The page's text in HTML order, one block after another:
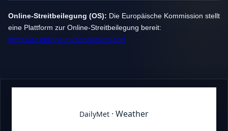
Online-Streitbeilegung (OS): Die Europäische Kommission stellt
eine Plattform zur Online-Streitbeilegung bereit:
https://ec.europa.eu/consumers/odr/
DailyMet · Weather